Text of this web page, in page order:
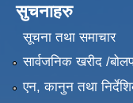
सुचनाहरु
सूचना तथा समाचार
सार्वजनिक खरीद /
एन, कानुन तथा